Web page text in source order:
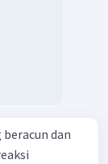
dan